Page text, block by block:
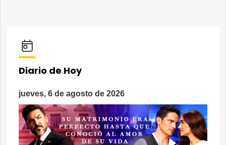
Diario de Hoy
jueves, 6 de agosto de 2026